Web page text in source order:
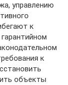
управлению
к
к
объекты